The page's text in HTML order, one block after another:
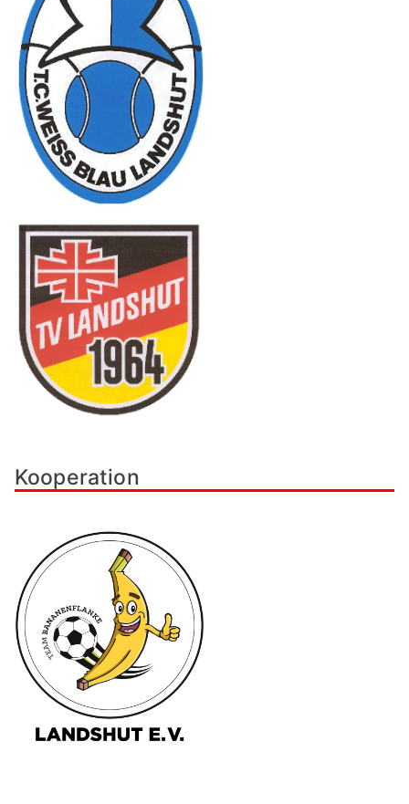
Kooperation